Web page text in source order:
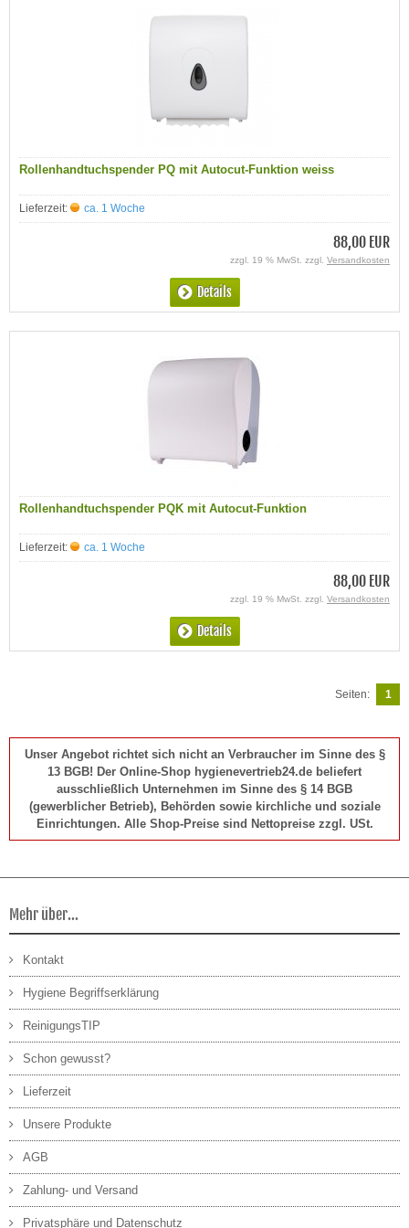
Rollenhandtuchspender PQ mit Autocut-Funktion weiss
Lieferzeit: ca. 1 Woche
88,00 EUR
zzgl. 19 % MwSt. zzgl. Versandkosten
Details
Rollenhandtuchspender PQK mit Autocut-Funktion
Lieferzeit: ca. 1 Woche
88,00 EUR
zzgl. 19 % MwSt. zzgl. Versandkosten
Details
Seiten: 1
Unser Angebot richtet sich nicht an Verbraucher im Sinne des §
13 BGB! Der Online-Shop hygienevertrieb24.de beliefert
ausschließlich Unternehmen im Sinne des § 14 BGB
(gewerblicher Betrieb), Behörden sowie kirchliche und soziale
Einrichtungen. Alle Shop-Preise sind Nettopreise zzgl. USt.
Mehr über...
Kontakt
Hygiene Begriffserklärung
ReinigungsTIP
Schon gewusst?
Lieferzeit
Unsere Produkte
AGB
Zahlung- und Versand
Privatsphäre und Datenschutz